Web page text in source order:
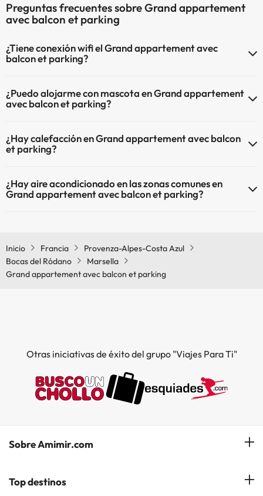
Preguntas frecuentes sobre Grand appartement
avec balcon et parking
¿Tiene conexión wifi el Grand appartement avec
balcon et parking?
¿Puedo alojarme con mascota en Grand appartement
avec balcon et parking?
mascotas.
¿Hay calefacción en Grand appartement avec balcon
et parking?
las zonas comunes.
¿Hay aire acondicionado en las zonas comunes en
Grand appartement avec balcon et parking?
Inicio
Francia
Provenza-Alpes-Costa Azul
Bocas del Ródano
Marsella
Grand appartement avec balcon et parking
Otras iniciativas de éxito del grupo "Viajes Para Ti"
Sobre Amimir.com
¿Quiénes somos?
Top destinos